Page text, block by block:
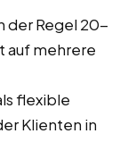
der Regel 20-
auf mehrere
flexible
Klienten in